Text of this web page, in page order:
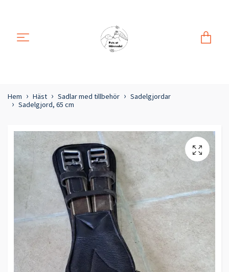
Hem Häst Sadlar med tillbehör
Sadelgjordar
Sadelgjord, 65 cm